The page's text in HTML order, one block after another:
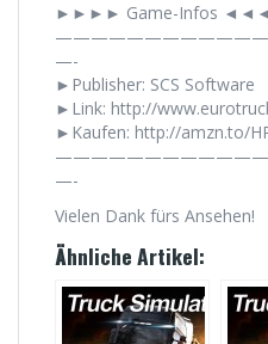
►►►► Game-Infos
—-
►Publisher: SCS Software
►Link: http://
►Kaufen: http://amzn.to/
—-
Vielen Dank fürs Ansehen!
Ähnliche Artikel: